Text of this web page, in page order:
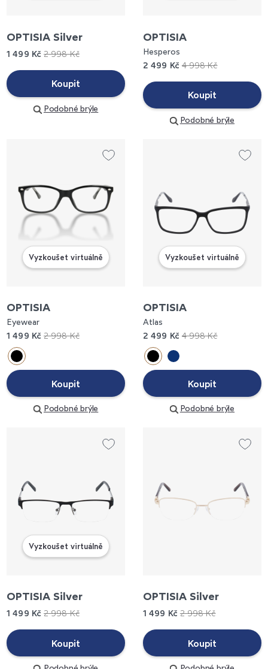
OPTISIA Silver
1 499 Kč2 998 Kč
Koupit
Podobné brýle
OPTISIA
Hesperos
2 499 Kč 4 998 Kč
Koupit
Podobné brýle
Vyzkoušet virtuálně
OPTISIA
Eyewear
1 499 Kč2 998 Kč
Koupit
Podobné brýle
Vyzkoušet virtuálně
OPTISIA
Atlas
2 499 Kč 4 998 Kč
Koupit
Podobné brýle
Vyzkoušet virtuálně
OPTISIA Silver
1 499 Kč2 998 Kč
Koupit
OPTISIA Silver
1 499 Kč 2 998 Kč
Koupit